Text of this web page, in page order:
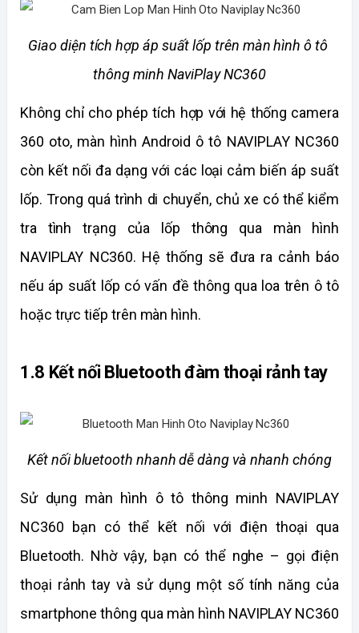
Giao diện tích hợp áp suất lốp trên màn hình ô tô
thông minh NaviPlay NC360
Không chỉ cho phép tích hợp với hệ thống camera
360 oto, màn hình Android ô tô NAVIPLAY NC360
còn kết nối đa dạng với các loại cảm biến áp suất
lốp. Trong quá trình di chuyển, chủ xe có thể kiểm
tra tình trạng của lốp thông qua màn hình
NAVIPLAY NC360. Hệ thống sẽ đưa ra cảnh báo
nếu áp suất lốp có vấn đề thông qua loa trên ô tô
hoặc trực tiếp trên màn hình.
1.8 Kết nối Bluetooth đàm thoại rảnh tay
Kết nối bluetooth nhanh dễ dàng và nhanh chóng
Sử dụng màn hình ô tô thông minh NAVIPLAY
NC360 bạn có thể kết nối với điện thoại qua
Bluetooth. Nhờ vậy, bạn có thể nghe – gọi điện
thoại rảnh tay và sử dụng một số tính năng của
smartphone thông qua màn hình NAVIPLAY NC360